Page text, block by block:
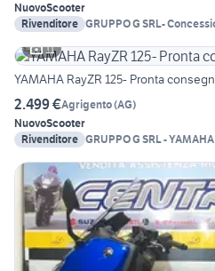
NuovoScooter
Rivenditore GRUPPO G SRL-
11
YAMAHA RayZR 125- Pronta
2.499 €Agrigento(AG)
NuovoScooter
Rivenditore GRUPPO G SRL -